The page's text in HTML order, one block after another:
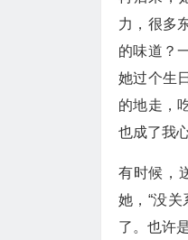
力，很多
的味道？
她过个生
的地走，
也成了我
有时候，
她，“没
了。也许